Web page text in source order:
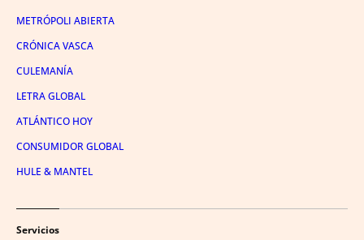
METRÓPOLI ABIERTA
CRÓNICA VASCA
CULEMANÍA
LETRA GLOBAL
ATLÁNTICO HOY
CONSUMIDOR GLOBAL
HULE & MANTEL
Servicios